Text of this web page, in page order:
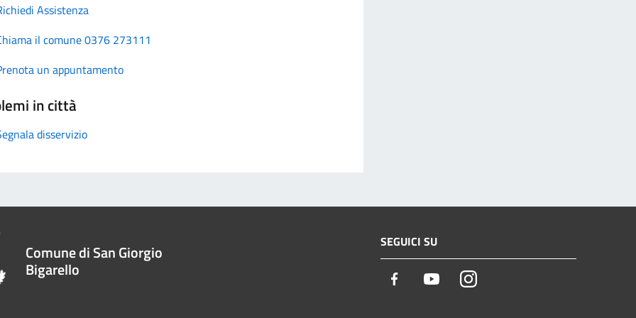
Assistenza
il comune 0376 273111
un appuntamento
in città
disservizio
Comune di San Giorgio
Bigarello
SEGUICI SU
Facebook YoutubeInstagram